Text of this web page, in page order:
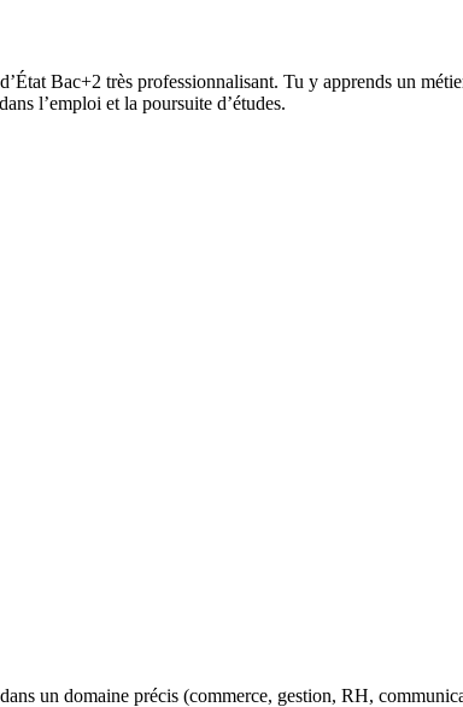
Bac+2 très professionnalisant. Tu y apprends un
l’emploi et la poursuite d’études.
un domaine précis (commerce, gestion, RH,